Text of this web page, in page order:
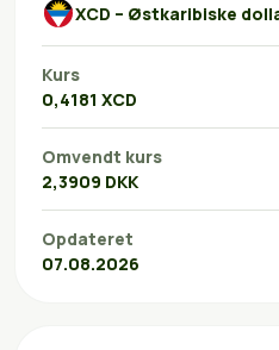
XCD – Østkaribiske
Kurs
0,4181 XCD
Omvendt kurs
2,3909 DKK
Opdateret
07.08.2026